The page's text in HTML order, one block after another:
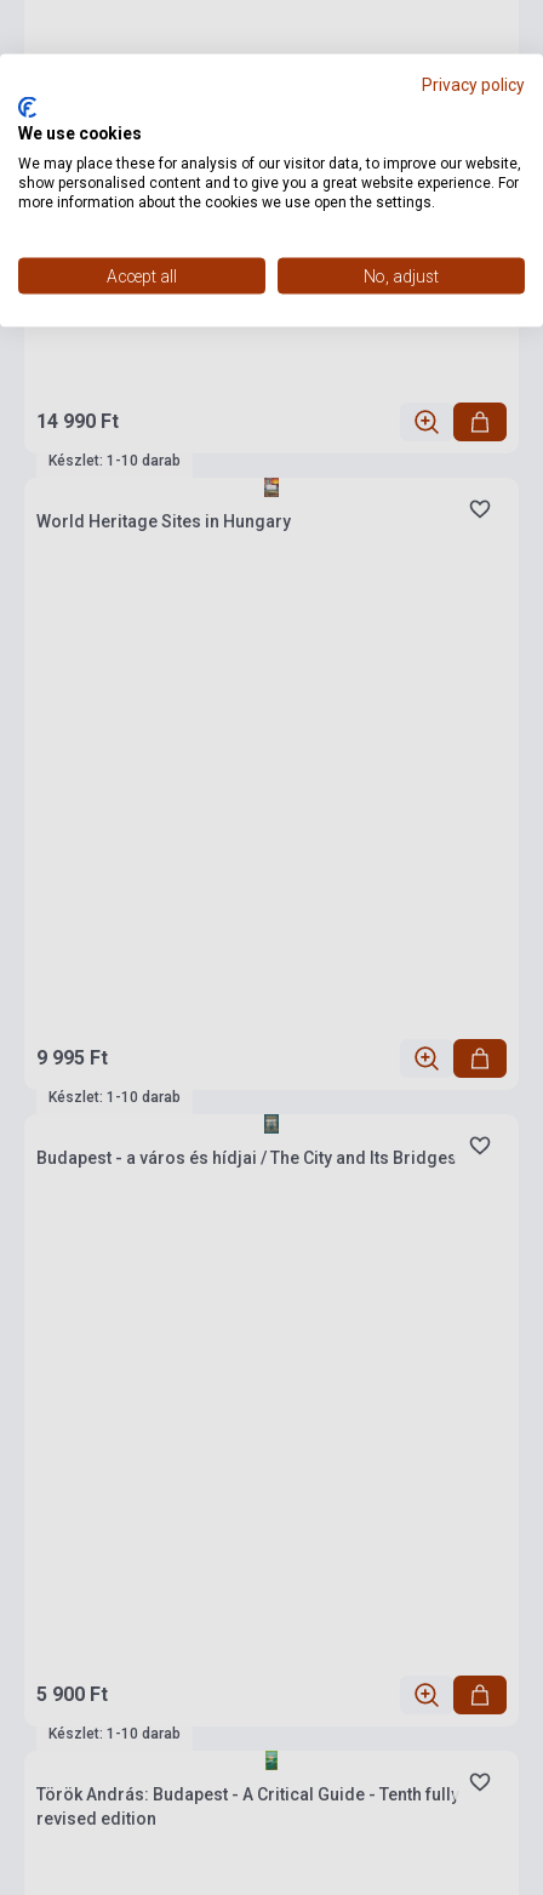
14 990 Ft
Készlet: 1-10 darab
World Heritage Sites in Hungary
9 995 Ft
Készlet: 1-10 darab
Budapest - a város és hídjai / The City and Its Bridges
5 900 Ft
Készlet: 1-10 darab
Török András: Budapest - A Critical Guide - Tenth fully
revised edition
Privacy policy
We use cookies
We may place these for analysis of our visitor data, to improve our website,
show personalised content and to give you a great website experience. For
more information about the cookies we use open the settings.
Accept all No, adjust